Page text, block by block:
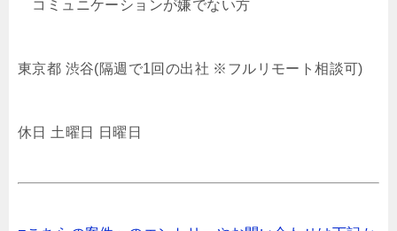
コミュニケーションが嫌でない方
東京都 渋谷(隔週で1回の出社 ※フルリモート相談可)
休日 土曜日 日曜日